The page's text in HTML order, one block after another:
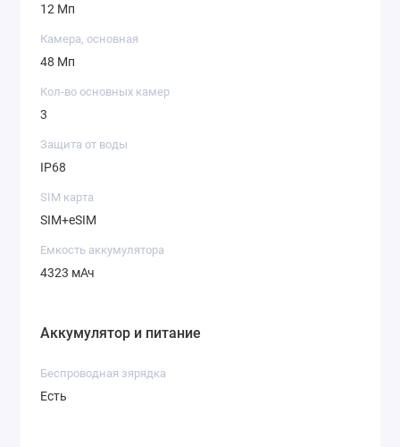
12 Мп
Камера, основная
48 Мп
Кол-во основных камер
3
Защита от воды
IP68
SIM карта
SIM+eSIM
Емкость аккумулятора
4323 мАч
Аккумулятор и питание
Беспроводная зярядка
Есть